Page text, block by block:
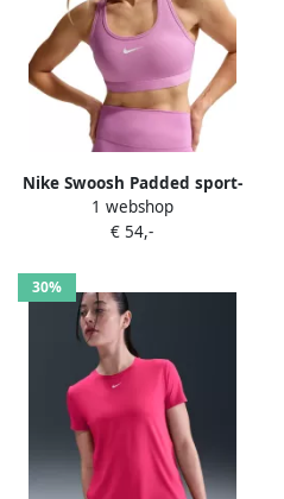
Nike Swoosh Padded sport-
bh met medium
ondersteuning Paars
1 webshop
€ 54,-
30%